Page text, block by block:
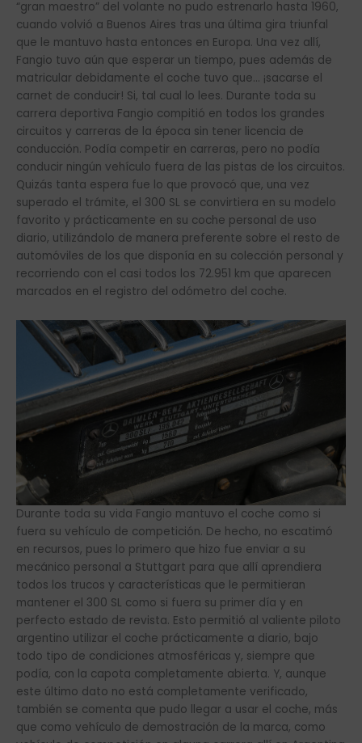
“gran maestro” del volante no pudo estrenarlo hasta 1960,
cuando volvió a Buenos Aires tras una última gira triunfal
que le mantuvo hasta entonces en Europa. Una vez allí,
Fangio tuvo aún que esperar un tiempo, pues además de
matricular debidamente el coche tuvo que… ¡sacarse el
carnet de conducir! Si, tal cual lo lees. Durante toda su
carrera deportiva Fangio compitió en todos los grandes
circuitos y carreras de la época sin tener licencia de
conducción. Podía competir en carreras, pero no podía
conducir ningún vehículo fuera de las pistas de los circuitos.
Quizás tanta espera fue lo que provocó que, una vez
superado el trámite, el 300 SL se convirtiera en su modelo
favorito y prácticamente en su coche personal de uso
diario, utilizándolo de manera preferente sobre el resto de
automóviles de los que disponía en su colección personal y
recorriendo con el casi todos los 72.951 km que aparecen
marcados en el registro del odómetro del coche.
Durante toda su vida Fangio mantuvo el coche como si
fuera su vehículo de competición. De hecho, no escatimó
en recursos, pues lo primero que hizo fue enviar a su
mecánico personal a Stuttgart para que allí aprendiera
todos los trucos y características que le permitieran
mantener el 300 SL como si fuera su primer día y en
perfecto estado de revista. Esto permitió al valiente piloto
argentino utilizar el coche prácticamente a diario, bajo
todo tipo de condiciones atmosféricas y, siempre que
podía, con la capota completamente abierta. Y, aunque
este último dato no está completamente verificado,
también se comenta que pudo llegar a usar el coche, más
que como vehículo de demostración de la marca, como